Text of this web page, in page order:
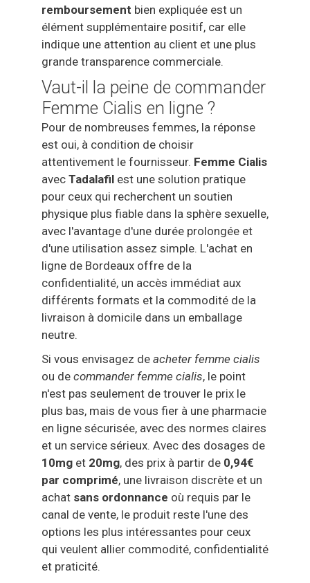
remboursement bien expliquée est un
élément supplémentaire positif, car elle
indique une attention au client et une plus
grande transparence commerciale.
Vaut-il la peine de commander
Femme Cialis en ligne ?
Pour de nombreuses femmes, la réponse
est oui, à condition de choisir
attentivement le fournisseur. Femme Cialis
avec Tadalafil est une solution pratique
pour ceux qui recherchent un soutien
physique plus fiable dans la sphère sexuelle,
avec l'avantage d'une durée prolongée et
d'une utilisation assez simple. L'achat en
ligne de Bordeaux offre de la
confidentialité, un accès immédiat aux
différents formats et la commodité de la
livraison à domicile dans un emballage
neutre.
Si vous envisagez de acheter femme cialis
ou de commander femme cialis, le point
n'est pas seulement de trouver le prix le
plus bas, mais de vous fier à une pharmacie
en ligne sécurisée, avec des normes claires
et un service sérieux. Avec des dosages de
10mg et 20mg, des prix à partir de 0,94€
par comprimé, une livraison discrète et un
achat sans ordonnance où requis par le
canal de vente, le produit reste l'une des
options les plus intéressantes pour ceux
qui veulent allier commodité, confidentialité
et praticité.